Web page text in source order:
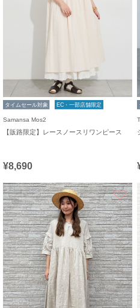
タイムセール対象 EC・一部店舗限定
Samansa Mos2
【販路限定】レースノースリワンピース
¥8,690
お